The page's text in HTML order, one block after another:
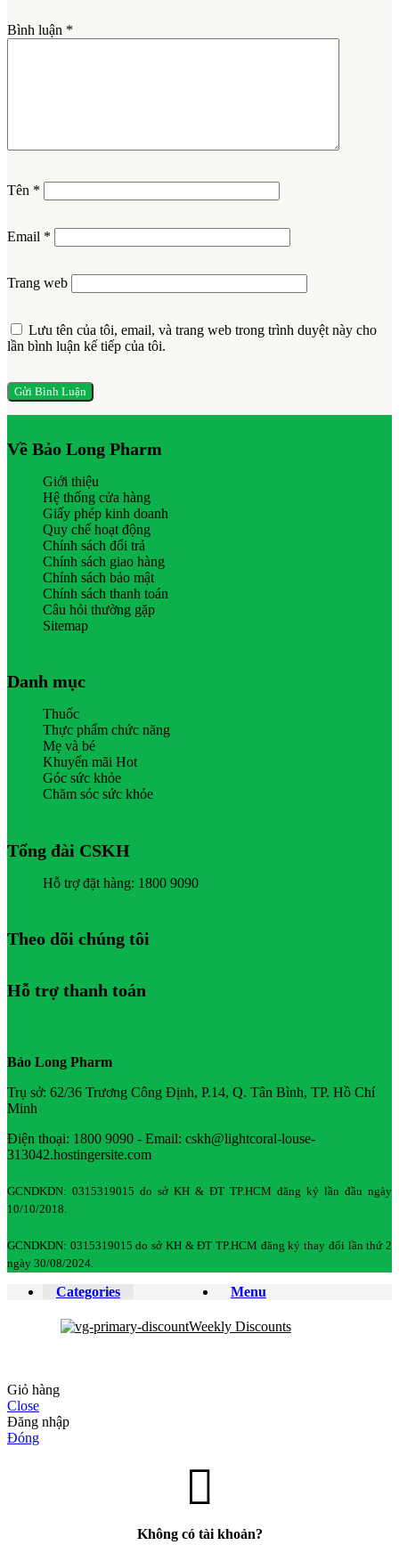
Bình luận *
Tên *
Email *
Trang web
Lưu tên của tôi, email, và trang web trong trình duyệt này cho
lần bình luận kế tiếp của tôi.
Về Bảo Long Pharm
Giới thiệu
Hệ thống cửa hàng
Giấy phép kinh doanh
Quy chế hoạt động
Chính sách đổi trả
Chính sách giao hàng
Chính sách bảo mật
Chính sách thanh toán
Câu hỏi thường gặp
Sitemap
Danh mục
Thuốc
Thực phẩm chức năng
Mẹ và bé
Khuyến mãi Hot
Góc sức khỏe
Chăm sóc sức khỏe
Tổng đài CSKH
Hỗ trợ đặt hàng: 1800 9090
Theo dõi chúng tôi
Hỗ trợ thanh toán
Bảo Long Pharm
Trụ sở: 62/36 Trương Công Định, P.14, Q. Tân Bình, TP. Hồ Chí
Minh
Điện thoại: 1800 9090 - Email: cskh@lightcoral-louse-
313042.hostingersite.com
GCNDKDN: 0315319015 do sở KH & ĐT TP.HCM đăng ký lần đầu ngày
10/10/2018.
GCNDKDN: 0315319015 do sở KH & ĐT TP.HCM đăng ký thay đổi lần thứ 2
ngày 30/08/2024.
Menu
Categories
Weekly Discounts
Giỏ hàng
Close
Đăng nhập
Đóng
Không có tài khoản?